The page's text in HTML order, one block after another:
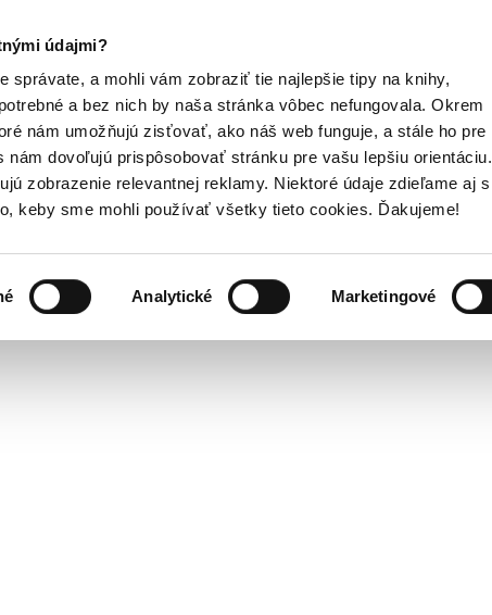
údajmi?
správate, a mohli vám zobraziť tie najlepšie tipy na knihy,
a bez nich by naša stránka vôbec nefungovala. Okrem
nám umožňujú zisťovať, ako náš web funguje, a stále ho pre
dovoľujú prispôsobovať stránku pre vašu lepšiu orientáciu.
zobrazenie relevantnej reklamy. Niektoré údaje zdieľame aj s
keby sme mohli používať všetky tieto cookies. Ďakujeme!
Analytické Marketingové